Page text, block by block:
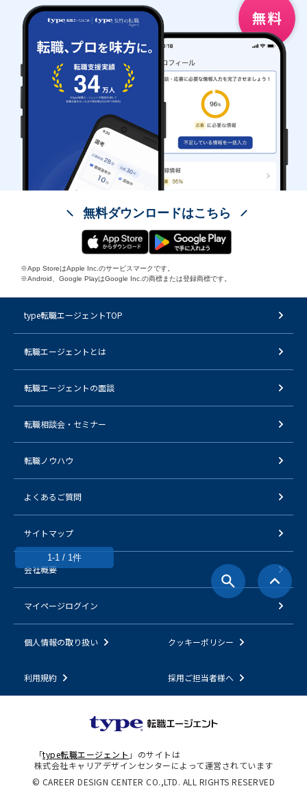
1-1 / 1件
無料ダウンロードはこちら
※App StoreはApple Inc.のサービスマークです。
※Android、Google PlayはGoogle Inc.の商標または登録商標です。
type転職エージェントTOP
転職エージェントとは
転職エージェントの面談
転職相談会・セミナー
転職ノウハウ
よくあるご質問
サイトマップ
会社概要
マイページログイン
個人情報の取り扱い クッキーポリシー
利用規約 採用ご担当者様へ
「type転職エージェント 」のサイトは
株式会社キャリアデザインセンターによって運営されています
© CAREER DESIGN CENTER CO.,LTD. ALL RIGHTS RESERVED